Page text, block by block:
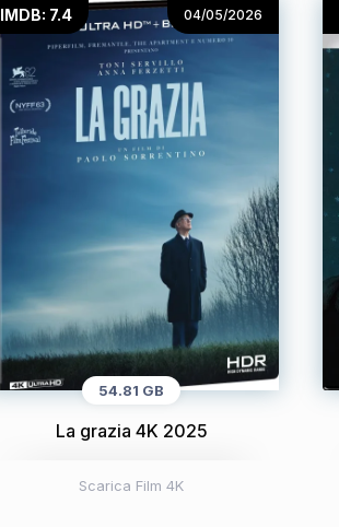
IMDB: 7.4 04/05/2026
54.81 GB
La grazia 4K 2025
Scarica Film 4K